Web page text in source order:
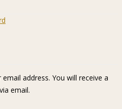
address. You will receive a
email.